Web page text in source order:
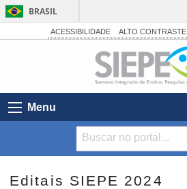
BRASIL
ACESSIBILIDADE ALTO CONTRASTE
Menu
Editais SIEPE 2024